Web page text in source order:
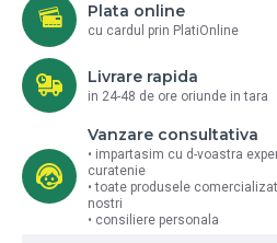
Plata online
cu cardul prin PlatiOnline
Livrare rapida
in 24-48 de ore oriunde in tara
Vanzare consultativa
• impartasim cu d-voastra
curatenie
• toate produsele
nostri
• consiliere personala